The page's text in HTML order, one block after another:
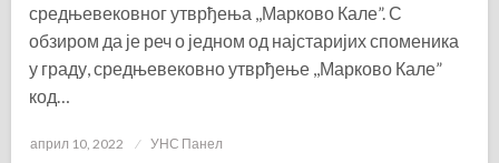
средњевековног утврђења ,,Марково Кале”. С
обзиром да је реч о једном од најстаријих споменика
у граду, средњевековно утврђење ,,Марково Кале”
код…
Posted
април 10, 2022 УНС Панел